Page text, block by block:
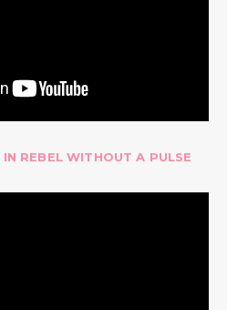
REBEL WITHOUT A PULSE